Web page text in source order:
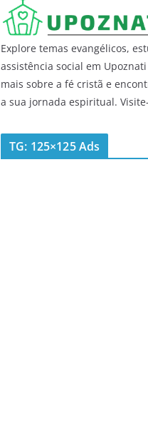
Explore temas evangélicos,
assistência social em Upoznati
mais sobre a fé cristã e
a sua jornada espiritual.
TG: 125×125 Ads